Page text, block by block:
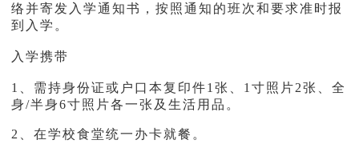
络并寄发入学通知书，按照通知的班次和要求准时报
到入学。
入学携带
1、需持身份证或户口本复印件1张、1寸照片2张、全
身/半身6寸照片各一张及生活用品。
2、在学校食堂统一办卡就餐。